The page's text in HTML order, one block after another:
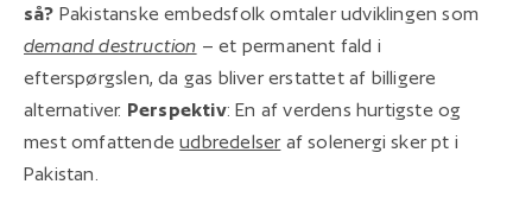
så? Pakistanske embedsfolk omtaler udviklingen som
demand destruction – et permanent fald i
efterspørgslen, da gas bliver erstattet af billigere
alternativer. Perspektiv: En af verdens hurtigste og
mest omfattendeudbredelseraf solenergi sker pt i
Pakistan.